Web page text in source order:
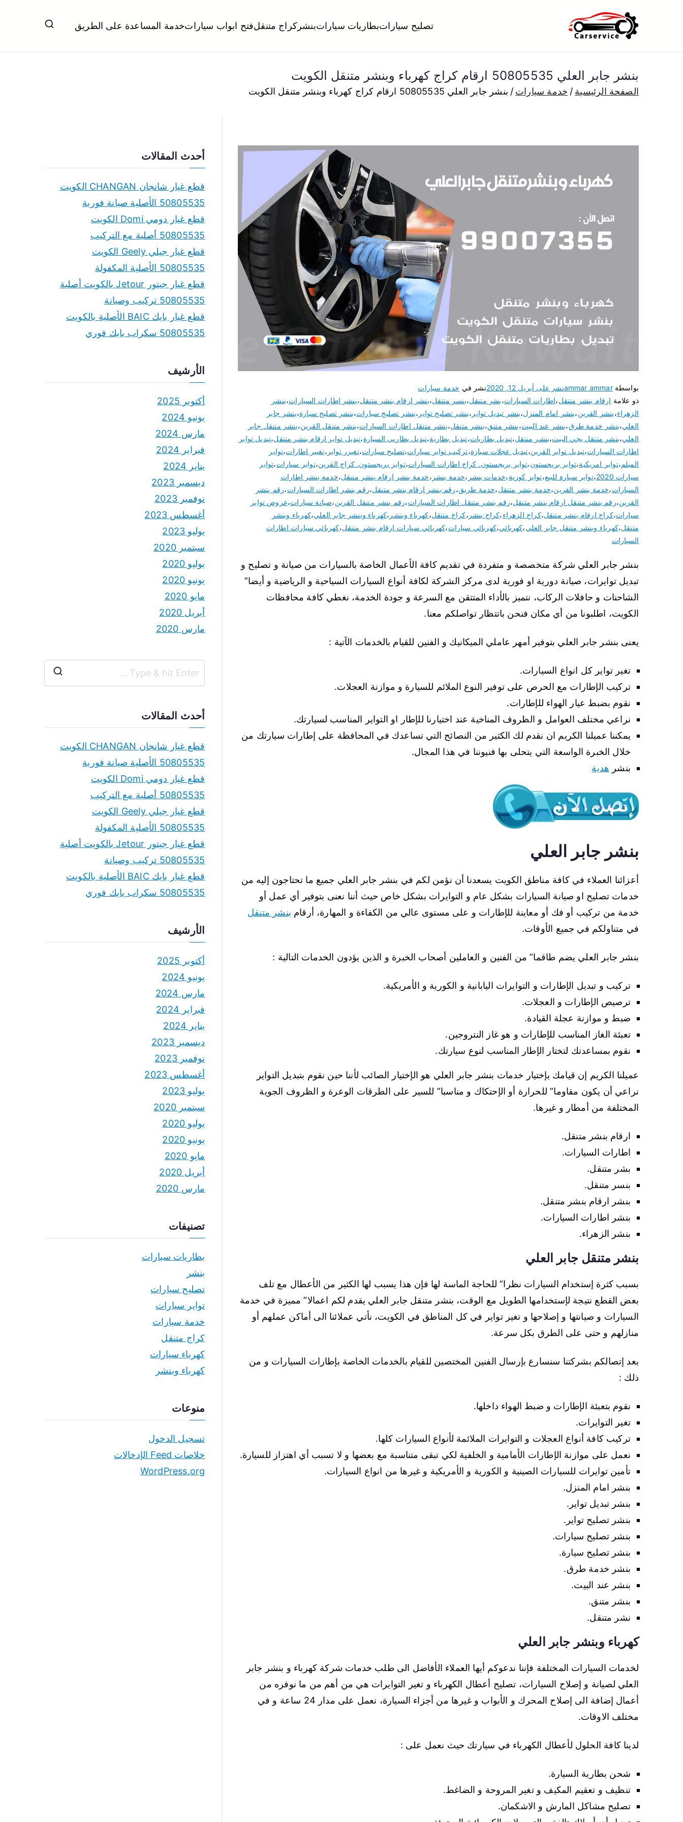
بنشر متنقل الكويت
بنشر متنقل الكويت كهرباء وبنشر تبديل تواير تواير اطارات عجلات تصليح وصيانة سيارات امام المنزل تبديل بطاريات بارخص الاسعار
تصليح سياراتبطاريات سياراتبنشر كراج متنقلفتح ابواب سياراتخدمة المساعدة على الطريق
بنشر جابر العلي 50805535 ارقام كراج كهرباء وبنشر متنقل الكويت
الصفحة الرئيسية خدمة سيارات بنشر جابر العلي 50805535 ارقام كراج كهرباء وبنشر متنقل الكويت
بواسطةammar ammarنشر على أبريل 12, 2020 نشر في خدمة سيارات
ذو علامة ارقام بنشر متنقل،اطارات السيارات،بشر متنقل،بنسر متنقل،بنشر ارقام بنشر متنقل،بنشر اطارات السيارات،بنشر
الزهراء،بنشر القرين،بنشر امام المنزل،بنشر تبديل تواير ،بنشر تصليح تواير ،بنشر تصليح سيارات،بنشر تصليح سيارة،بنشر جابر
العلي،بنشر خدمة طرق،بنشر عند البيت،بنشر متنق،بنشر متنقل،بنشر متنقل اطارات السيارات،بنشر متنقل القرين،بنشر متنقل جابر
العلي،بنشر متنقل يجي البيت،بنشر منتقل،تبديل بطاريات،تبديل بطارية،تبديل بطاريى السيارة،تبديل تواير ارقام بنشر متنقل،تبديل تواير
اطارات السيارات،تبديل تواير القرين،تبديل عجلات سيارة،تركيب تواير سيارات،تصليح سيارات،تغيرر تواير ،تغيير اطارات،تواير
الميلم،تواير امريكية،تواير بريجستون،تواير بريجستون. كراج اطارات السيارات،تواير بريجستون. كراج القرين،تواير سيارات،تواير
سيارات 2020
،تواير سيارة للبيع،تواير كورية،خدمات بنشر ،خدمة بنشر ،خدمة بنشر ارقام بنشر متنقل،خدمة بنشر اطارات
السيارات،خدمة بنشر القرين،خدمة بنشر متنقل،خدمة طريق،رقم بنشر ارقام بنشر متنقل،رقم بنشر اطارات السيارات،رقم بنشر
القرين،رقم بنشر متنقل ارقام بنشر متنقل،رقم بنشر متنقل اطارات السيارات،رقم بنشر متنقل القرين،صيانة سيارات،عروض تواير
سيارات،كراج ارقام بنشر متنقل،كراج الزهراء،كراج بنشر ،كراج متنقل،كهرباء وبنشر ،كهرباء وبنشر جابر العلي،كهرباء وبنشر
متنقل،كهرباء وبنشر متنقل جابر العلي،كهربائي،كهربائي سيارات،كهربائي سيارات ارقام بنشر متنقل،كهربائي سيارات اطارات
السيارات
بنشر جابر العلي شركة متخصصة و متفردة في تقديم كافة الأعمال الخاصة بالسيارات من صيانة و تصليح و
تبديل توايرات، صيانة دورية او فورية لدى مركز الشركة لكافة أنواع السيارات السياحية و الرياضية و أيضا”
الشاحنات و حافلات الركاب، نتميز بالأداء المتتقن مع السرعة و جودة الخدمة، نغطي كافة محافظات
الكويت، اطلبونا من أي مكان فنحن باتتظار تواصلكم معنا.
يعنى بنشر جابر العلي بتوفير أمهر عاملي الميكانيك و الفنين للقيام بالخدمات الآتية :
تغير تواير كل انواع السيارات.
تركيب الإطارات مع الحرص على توفير النوع الملائم للسيارة و موازنة العجلات.
نقوم بضبط عيار الهواء للإطارات.
نراعي مختلف العوامل و الظروف المناخية عند اختيارنا للإطار او التواير المناسب لسيارتك.
يمكننا عميلنا الكريم ان نقدم لك الكثير من النصائح التي تساعدك في المحافظة على إطارات سيارتك من
خلال الخبرة الواسعة التي يتحلى بها فنيوننا في هذا المجال.
بنشر هدية
بنشر جابر العلي
أعزائنا العملاء في كافة مناطق الكويت يسعدنا أن نؤمن لكم في بنشر جابر العلي جميع ما تحتاجون إليه من
خدمات تصليح او صيانة السيارات بشكل عام و التوايرات بشكل خاص حيث أننا نعنى بتوفير أي عمل أو
خدمة من تركيب أو فك أو معاينة للإطارات و على مستوى عالي من الكفاءة و المهارة، أرقام بنشر متنقل
في متناولكم في جميع الأوقات.
بنشر جابر العلي يضم طاقما” من الفنين و العاملين أصحاب الخبرة و الذين يؤدون الخدمات التالية :
تركيب و تبديل الإطارات و التوايرات اليابانية و الكورية و الأمريكية.
ترصيص الإطارات و العجلات.
ضبط و موازنة عجلة القيادة.
تعبئة الغاز المناسب للإطارات و هو غاز النتروجين.
نقوم بمساعدتك لتختار الإطار المناسب لنوع سيارتك.
عميلنا الكريم إن قيامك بإختيار خدمات بنشر جابر العلي هو الإختيار الصائب لأننا حين نقوم بتبديل التواير
نراعي أن يكون مقاوما” للحرارة أو الإحتكاك و مناسبا” للسير على الطرقات الوعرة و الظروف الجوية
المختلفة من أمطار و غيرها.
ارقام بنشر متنقل.
اطارات السيارات.
بشر متنقل.
بنسر متنقل.
بنشر ارقام بنشر متنقل.
بنشر اطارات السيارات.
بنشر الزهراء.
بنشر متنقل جابر العلي
بسبب كثرة إستخدام السيارات نظرا” للحاجة الماسة لها فإن هذا يسبب لها الكثير من الأعطال مع تلف
بعض القطع نتيجة لإستخدامها الطويل مع الوقت، بنشر متنقل جابر العلي يقدم لكم اعمالا” مميزة في خدمة
السيارات و صيانتها و إصلاحها و تغير تواير في كل المناطق في الكويت، نأتي عملائنا الى أماكن عملهم أو
منازلهم و حتى على الطرق بكل سرعة.
بعد إتصالكم بشركتنا سنسارع بإرسال الفنين المختصين للقيام بالخدمات الخاصة بإطارات السيارات و من
ذلك :
نقوم بتعبئة الإطارات و ضبط الهواء داخلها.
تغير التوايرات.
تركيب كافة أنواع العجلات و التوايرات الملائمة لأنواع السيارات كلها.
نعمل على موازنة الإطارات الأمامية و الخلفية لكي تبقى متناسبة مع بعضها و لا تسبب أي اهتزاز للسيارة.
تأمين توايرات للسيارات الصينية و الكورية و الأمريكية و غيرها من انواع السيارات.
بنشر امام المنزل.
بنشر تبديل تواير.
بنشر تصليح تواير.
بنشر تصليح سيارات.
بنشر تصليح سيارة.
بنشر خدمة طرق.
بنشر عند البيت.
بنشر متنق.
نشر متنقل.
كهرباء وبنشر جابر العلي
لخدمات السيارات المختلفة فإننا ندعوكم أيها العملاء الأفاضل الى طلب خدمات شركة كهرباء و بنشر جابر
العلي لصيانة و إصلاح السيارات، تصليح أعطال الكهرباء و تغير التوايرات هي من أهم من ما نوفره من
أعمال إضافة الى إصلاح المحرك و الأبواب و غيرها من أجزاء السيارة، نعمل على مدار 24 ساعة و في
مختلف الاوقات.
لدينا كافة الحلول لأعطال الكهرباء في سيارتك حيث نعمل على :
شحن بطارية السيارة.
تنظيف و تعقيم المكيف و تغير المروحة و الضاغط.
تصليح مشاكل المارش و الاشكمان.
أحدث المقالات
قطع غيار شانجان CHANGAN الكويت
50805535 الأصلية صيانة فورية
قطع غيار دومي Domi الكويت
50805535 أصلية مع التركيب
قطع غيار جيلي Geely الكويت
50805535 الأصلية المكفولة
قطع غيار جيتور Jetour بالكويت أصلية
50805535 تركيب وصيانة
قطع غيار بايك BAIC الأصلية بالكويت
50805535 سكراب بايك فوري
الأرشيف
أكتوبر 2025
يونيو 2024
مارس 2024
فبراير 2024
يناير 2024
ديسمبر 2023
نوفمبر 2023
أغسطس 2023
يوليو 2023
سبتمبر 2020
يوليو 2020
يونيو 2020
مايو 2020
أبريل 2020
مارس 2020
r
أحدث المقالات
قطع غيار شانجان CHANGAN الكويت
50805535 الأصلية صيانة فورية
قطع غيار دومي Domi الكويت
50805535 أصلية مع التركيب
قطع غيار جيلي Geely الكويت
50805535 الأصلية المكفولة
قطع غيار جيتور Jetour بالكويت أصلية
50805535 تركيب وصيانة
قطع غيار بايك BAIC الأصلية بالكويت
50805535 سكراب بايك فوري
الأرشيف
أكتوبر 2025
يونيو 2024
مارس 2024
فبراير 2024
يناير 2024
ديسمبر 2023
نوفمبر 2023
أغسطس 2023
يوليو 2023
سبتمبر 2020
يوليو 2020
يونيو 2020
مايو 2020
أبريل 2020
مارس 2020
تصنيفات
بطاريات سيارات
بنشر
تصليح سيارات
تواير سيارات
خدمة سيارات
كراج متنقل
كهرباء سيارات
كهرباء وبنشر
منوعات
تسجيل الدخول
خلاصات Feed الإدخالات
WordPress.org